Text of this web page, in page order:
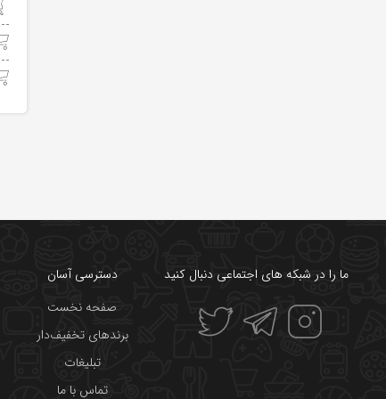
ما را در شبکه های اجتماعی دنبال کنید
دسترسی آسان
صفحه نخست
برندهای تخفیف‌دار
تبلیغات
تماس با ما